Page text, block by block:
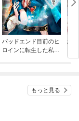
バッドエンド目前のヒ
ロインに転生した私、
結
もっと見る